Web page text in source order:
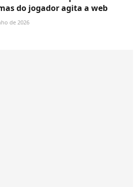
do jogador agita a web
de 2026